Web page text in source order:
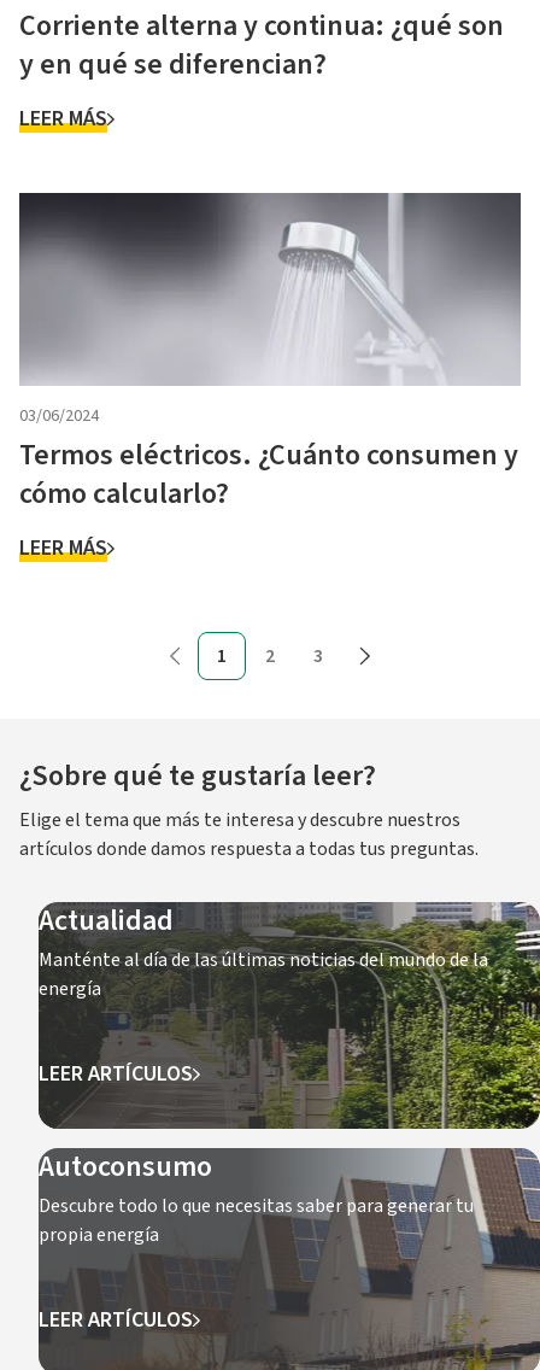
Corriente alterna y continua: ¿qué son
y en qué se diferencian?
LEER MÁS
03/06/2024
Termos eléctricos. ¿Cuánto consumen y
cómo calcularlo?
LEER MÁS
1 2 3
¿Sobre qué te gustaría leer?
Elige el tema que más te interesa y descubre nuestros
artículos donde damos respuesta a todas tus preguntas.
Actualidad
Manténte al día de las últimas noticias del mundo de la
energía
LEER ARTÍCULOS
Autoconsumo
Descubre todo lo que necesitas saber para generar tu
propia energía
LEER ARTÍCULOS